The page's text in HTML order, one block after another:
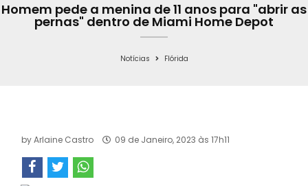
o
e g
r
a
e
b
Homem pede a menina de 11 anos para "abrir as
pernas" dentro de Miami Home Depot
Notícias Flórida
byArlaine Castro 09 de Janeiro, 2023 às 17h11